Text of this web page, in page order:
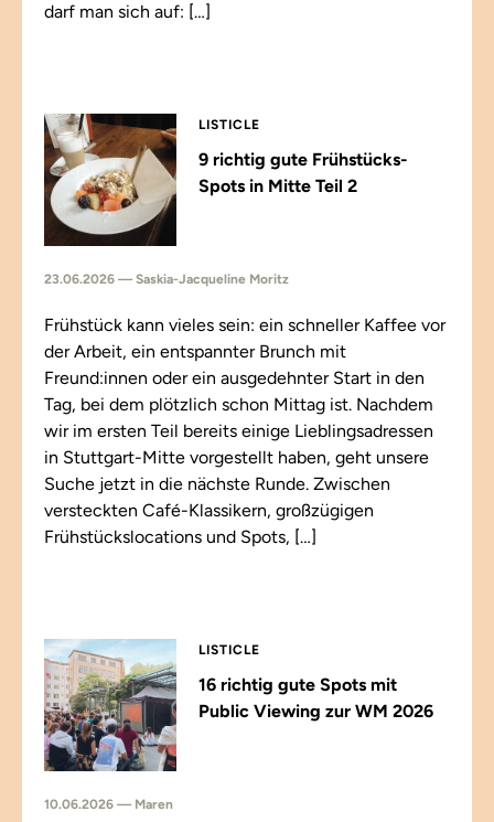
darf man sich auf: […]
LISTICLE
9 richtig gute Frühstücks-
Spots in Mitte Teil 2
23.06.2026 — Saskia-Jacqueline Moritz
Frühstück kann vieles sein: ein schneller Kaffee vor
der Arbeit, ein entspannter Brunch mit
Freund:innen oder ein ausgedehnter Start in den
Tag, bei dem plötzlich schon Mittag ist. Nachdem
wir im ersten Teil bereits einige Lieblingsadressen
in Stuttgart-Mitte vorgestellt haben, geht unsere
Suche jetzt in die nächste Runde. Zwischen
versteckten Café-Klassikern, großzügigen
Frühstückslocations und Spots, […]
LISTICLE
16 richtig gute Spots mit
Public Viewing zur WM 2026
10.06.2026 — Maren